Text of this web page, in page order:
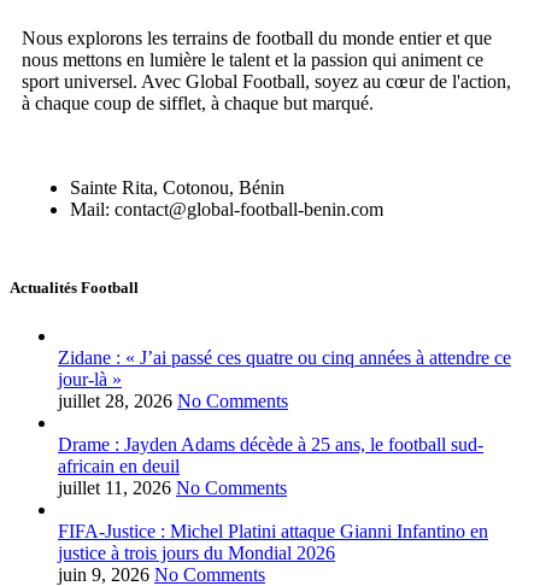
Nous explorons les terrains de football du monde entier et que
nous mettons en lumière le talent et la passion qui animent ce
sport universel. Avec Global Football, soyez au cœur de l'action,
à chaque coup de sifflet, à chaque but marqué.
Sainte Rita, Cotonou, Bénin
Mail: contact@global-football-benin.com
Actualités Football
Zidane : « J’ai passé ces quatre ou cinq années à attendre ce
jour-là »
juillet 28, 2026 No Comments
Drame : Jayden Adams décède à 25 ans, le football sud-
africain en deuil
juillet 11, 2026 No Comments
FIFA-Justice : Michel Platini attaque Gianni Infantino en
justice à trois jours du Mondial 2026
juin 9, 2026 No Comments